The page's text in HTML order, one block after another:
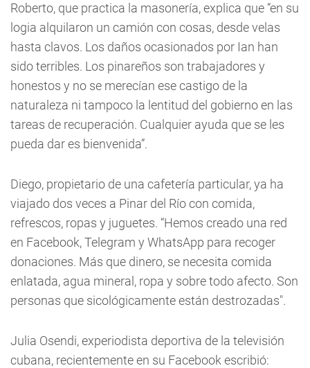
Roberto, que practica la masonería, explica que “en su
logia alquilaron un camión con cosas, desde velas
hasta clavos. Los daños ocasionados por Ian han
sido terribles. Los pinareños son trabajadores y
honestos y no se merecían ese castigo de la
naturaleza ni tampoco la lentitud del gobierno en las
tareas de recuperación. Cualquier ayuda que se les
pueda dar es bienvenida”.
Diego, propietario de una cafetería particular, ya ha
viajado dos veces a Pinar del Río con comida,
refrescos, ropas y juguetes. “Hemos creado una red
en Facebook, Telegram y WhatsApp para recoger
donaciones. Más que dinero, se necesita comida
enlatada, agua mineral, ropa y sobre todo afecto. Son
personas que sicológicamente están destrozadas".
Julia Osendi, experiodista deportiva de la televisión
cubana, recientemente en su Facebook escribió: